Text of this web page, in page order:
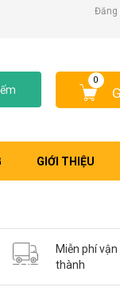
Đăng
0
GIỚI THIỆU
Miễn phí
thành